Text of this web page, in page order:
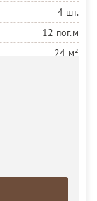
4 шт.
12 пог.м
24 м²